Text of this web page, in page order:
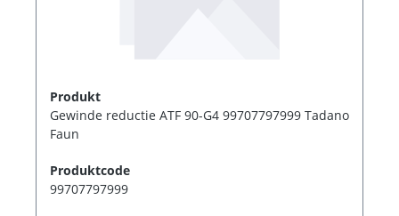
Produkt
Gewinde reductie ATF 90-G4 99707797999 Tadano
Faun
Produktcode
99707797999